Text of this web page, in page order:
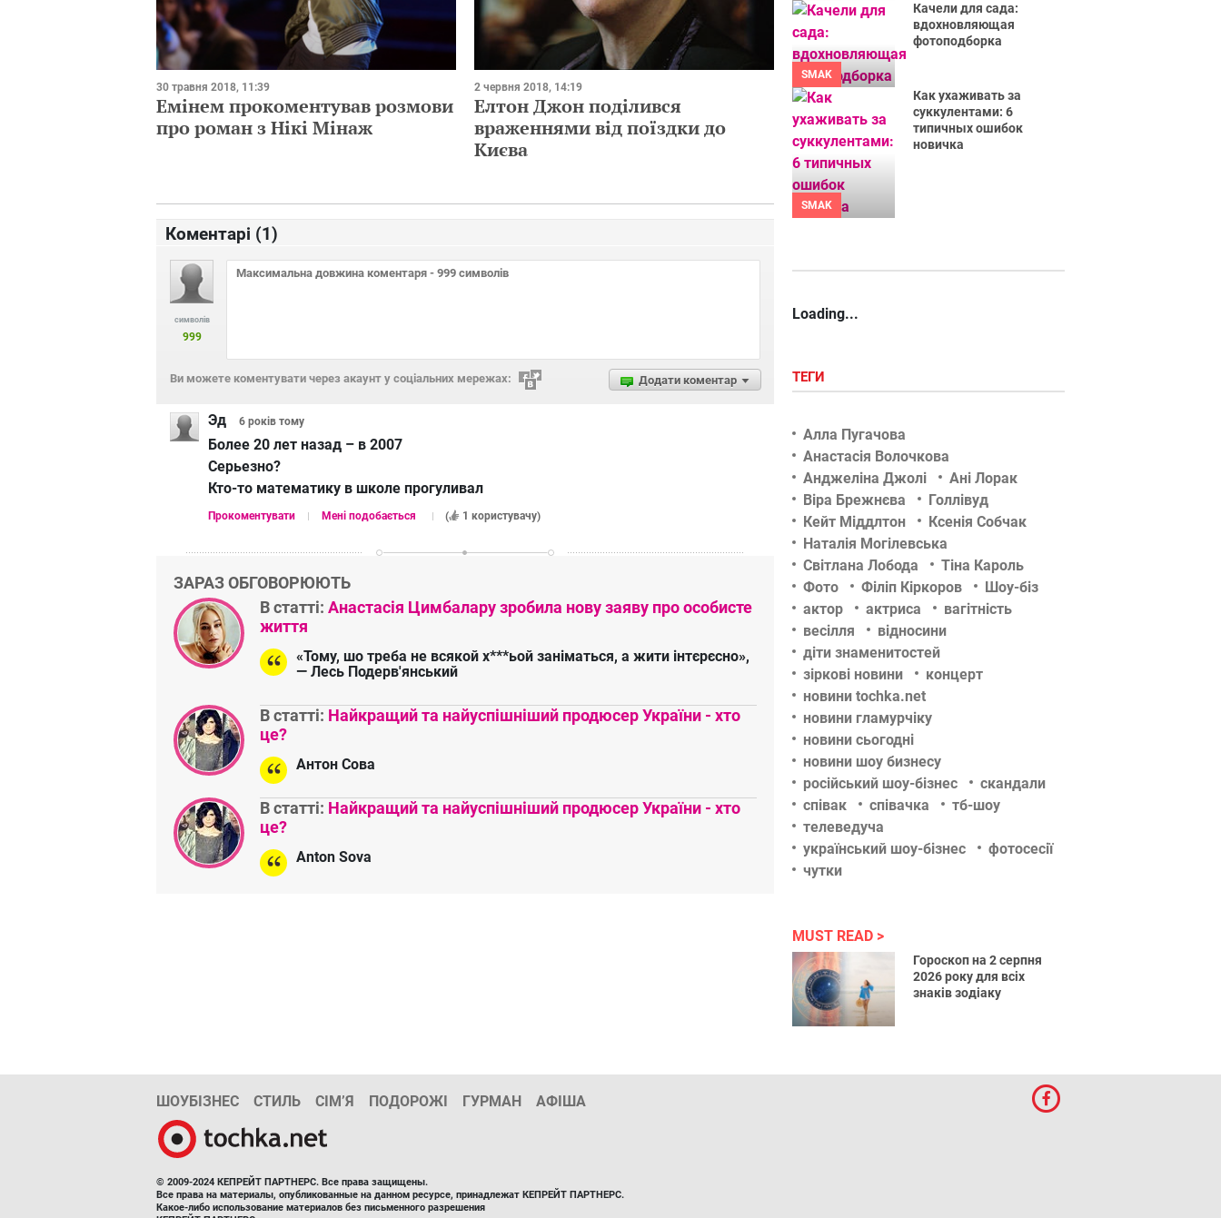
30 травня 2018, 11:39
Емінем прокоментував розмови
про роман з Нікі Мінаж
2 червня 2018, 14:19
Елтон Джон поділився
враженнями від поїздки до
Києва
Коментарі (1)
символів
999
Додати коментар
Ви можете коментувати через акаунт у соціальних мережах:
Эд 6 років тому
Более 20 лет назад – в 2007
Серьезно?
Кто-то математику в школе прогуливал
Прокоментувати Мені подобається ( 1 користувачу)
ЗАРАЗ ОБГОВОРЮЮТЬ
В статті: Анастасія Цимбалару зробила нову заяву про особисте
життя
«Тому, шо треба не всякой х***ьой заніматься, а жити інтєрєсно»,
— Лесь Подерв'янський
В статті: Найкращий та найуспішніший продюсер України - хто
це?
Антон Сова
В статті: Найкращий та найуспішніший продюсер України - хто
це?
Anton Sova
SMAK
Качели для сада:
вдохновляющая
фотоподборка
SMAK
Как ухаживать за
суккулентами: 6
типичных ошибок
новичка
Loading...
ТЕГИ
Алла Пугачова
Анастасія Волочкова
Анджеліна Джолі
Ані Лорак
Віра Брежнєва
Голлівуд
Кейт Міддлтон
Ксенія Собчак
Наталія Могілевська
Світлана Лобода
Тіна Кароль
Фото
Філіп Кіркоров
Шоу-біз
актор
актриса
вагітність
весілля
відносини
діти знаменитостей
зіркові новини
концерт
новини tochka.net
новини гламурчіку
новини сьогодні
новини шоу бизнесу
російський шоу-бізнес
скандали
співак
співачка
тб-шоу
телеведуча
український шоу-бізнес
фотосесії
чутки
MUST READ
Гороскоп на 2 серпня
2026 року для всіх
знаків зодіаку
ШОУБІЗНЕС СТИЛЬ СІМ’Я ПОДОРОЖІ ГУРМАН АФІША
© 2009-2024 КЕПРЕЙТ ПАРТНЕРС. Все права защищены.
Все права на материалы, опубликованные на данном ресурсе, принадлежат КЕПРЕЙТ ПАРТНЕРС.
Какое-либо использование материалов без письменного разрешения